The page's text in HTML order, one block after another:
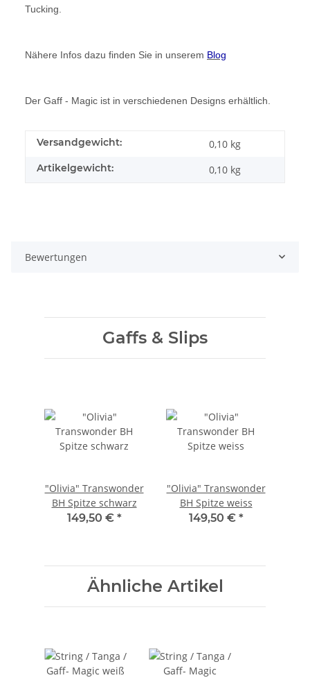
Tucking.
Nähere Infos dazu finden Sie in unserem Blog
Der Gaff - Magic ist in verschiedenen Designs erhältlich.
Versandgewicht: 0,10 kg
Artikelgewicht: 0,10 kg
Bewertungen
Gaffs & Slips
"Olivia" Transwonder
BH Spitze schwarz
149,50 € *
"Olivia" Transwonder
BH Spitze weiss
149,50 € *
Ähnliche Artikel